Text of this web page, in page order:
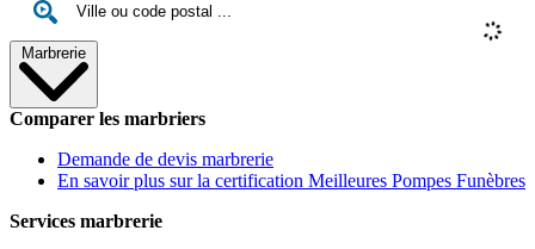
Marbrerie
Comparer les marbriers
Demande de devis marbrerie
En savoir plus sur la certification Meilleures Pompes Funèbres
Services marbrerie